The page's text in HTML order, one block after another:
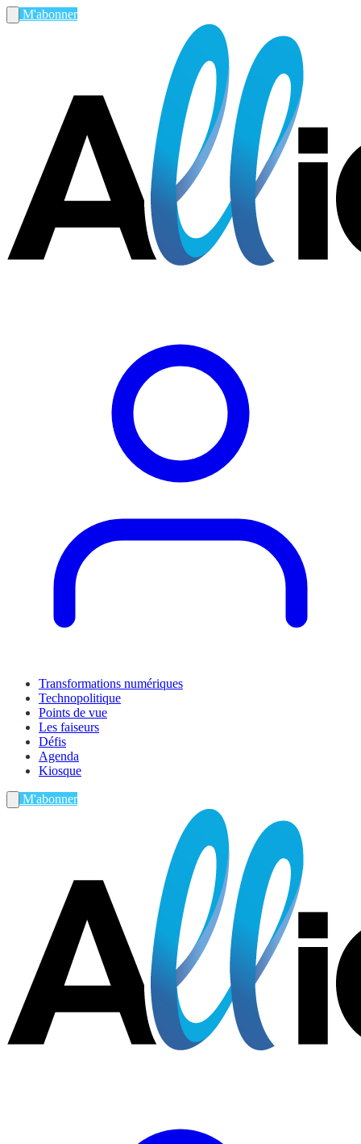
M'abonner
Transformations numériques
Technopolitique
Points de vue
Les faiseurs
Défis
Agenda
Kiosque
M'abonner